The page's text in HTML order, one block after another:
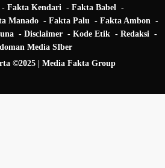
Fakta Kendari
Fakta Babel
Manado Fakta Palu
Fakta Ambon
Disclaimer Kode Etik
Redaksi
Media SIber
©2025 | Media Fakta Group